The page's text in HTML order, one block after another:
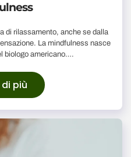
di rilassamento, anche se dalla
La mindfulness nasce
biologo americano….
più